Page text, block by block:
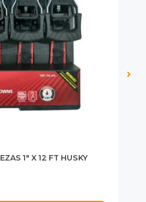
1" X 12 FT HUSKY